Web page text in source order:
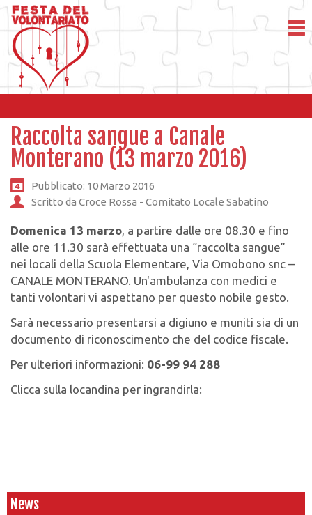
Raccolta sangue a Canale
Monterano (13 marzo 2016)
Pubblicato: 10 Marzo 2016
Scritto da Croce Rossa - Comitato Locale Sabatino
Domenica 13 marzo, a partire dalle ore 08.30 e fino
alle ore 11.30 sarà effettuata una “raccolta sangue”
nei locali della Scuola Elementare, Via Omobono snc –
CANALE MONTERANO. Un'ambulanza con medici e
tanti volontari vi aspettano per questo nobile gesto.
Sarà necessario presentarsi a digiuno e muniti sia di un
documento di riconoscimento che del codice fiscale.
Per ulteriori informazioni: 06-99 94 288
Clicca sulla locandina per ingrandirla:
News